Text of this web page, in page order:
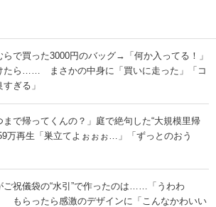
らで買った3000円のバッグ→「何か入ってる！」
たら…… まさかの中身に「買いに走った」「コ
すぎる」
まで帰ってくんの？」庭で絶句した“大規模里帰
万再生「巣立てよぉぉぉ…」「ずっとのおう
ご祝儀袋の“水引”で作ったのは……「うわわ
もらったら感激のデザインに「こんなかわいい